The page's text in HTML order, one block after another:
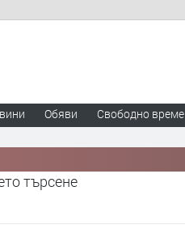
Обяви Свободно време
търсене